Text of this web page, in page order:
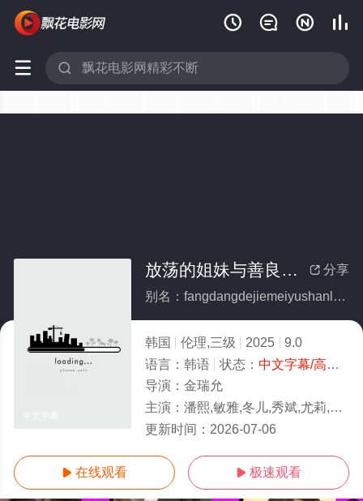
   
 
 分享
放荡的姐妹与善良的姐夫
别名：fangdangdejiemeiyushanliangdejiefu
韩国 伦理,三级 2025
9.0
语言： 韩语 状态： 中文字幕/高清
导演： 金瑞允
主演： 潘熙,敏雅,冬儿,秀斌,尤莉,尚斗,海日,时宇,风车,泰成,金东宇
更新时间： 2026-07-06
 在线观看  极速观看